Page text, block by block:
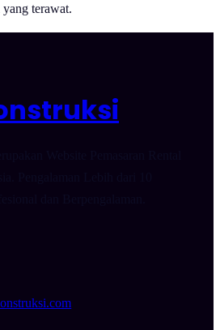
terawat.